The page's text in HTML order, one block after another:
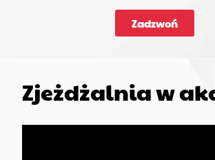
Zadzwoń
Zjeżdżalnia w